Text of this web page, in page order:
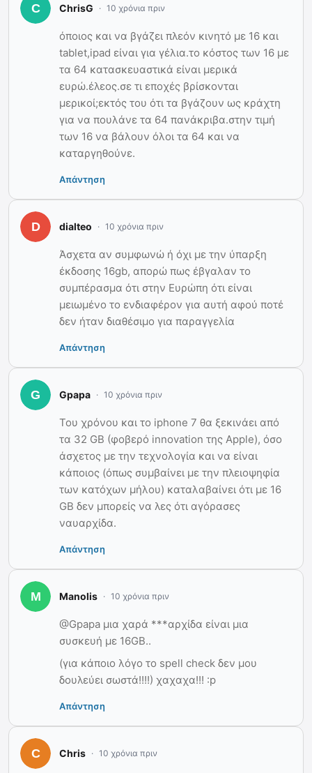
ChrisG 10 χρόνια πριν
όποιος και να βγάζει πλεόν κινητό με 16 και
tablet,ipad είναι για γέλια.το κόστος των 16 με
τα 64 κατασκευαστικά είναι μερικά
ευρώ.έλεος.σε τι εποχές βρίσκονται
μερικοί;εκτός του ότι τα βγάζουν ως κράχτη
για να πουλάνε τα 64 πανάκριβα.στην τιμή
των 16 να βάλουν όλοι τα 64 και να
καταργηθούνε.
Απάντηση
dialteo 10 χρόνια πριν
Άσχετα αν συμφωνώ ή όχι με την ύπαρξη
έκδοσης 16gb, απορώ πως έβγαλαν το
συμπέρασμα ότι στην Ευρώπη ότι είναι
μειωμένο το ενδιαφέρον για αυτή αφού ποτέ
δεν ήταν διαθέσιμο για παραγγελία
Απάντηση
Gpapa 10 χρόνια πριν
Του χρόνου και το iphone 7 θα ξεκινάει από
τα 32 GB (φοβερό innovation της Apple), όσο
άσχετος με την τεχνολογία και να είναι
κάποιος (όπως συμβαίνει με την πλειοψηφία
των κατόχων μήλου) καταλαβαίνει ότι με 16
GB δεν μπορείς να λες ότι αγόρασες
ναυαρχίδα.
Απάντηση
Manolis 10 χρόνια πριν
@Gpapa μια χαρά ***αρχίδα είναι μια
συσκευή με 16GB..
(για κάποιο λόγο το spell check δεν μου
δουλεύει σωστά!!!!) χαχαχα!!! :p
Απάντηση
Chris 10 χρόνια πριν